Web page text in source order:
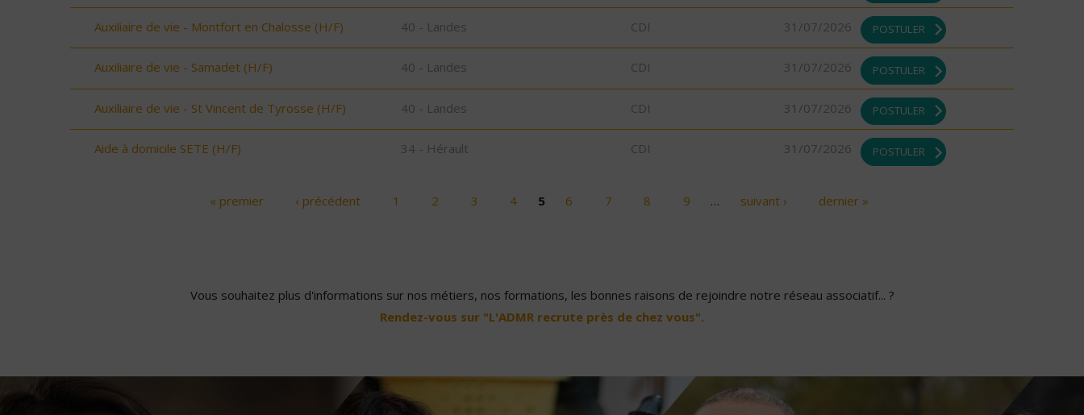
Auxiliaire de vie - Montfort en Chalosse (H/F) 40 - Landes CDI 31/07/2026 POSTULER
Auxiliaire de vie - Samadet (H/F) 40 - Landes CDI 31/07/2026 POSTULER
Auxiliaire de vie - St Vincent de Tyrosse (H/F) 40 - Landes CDI 31/07/2026 POSTULER
Aide à domicile SETE (H/F) 34 - Hérault CDI 31/07/2026 POSTULER
« premier ‹ précédent 1 2 3 4 5 6 7 8 9 … suivant › dernier »
Vous souhaitez plus d'informations sur nos métiers, nos formations, les bonnes raisons de rejoindre notre réseau associatif... ?
Rendez-vous sur "L'ADMR recrute près de chez vous".